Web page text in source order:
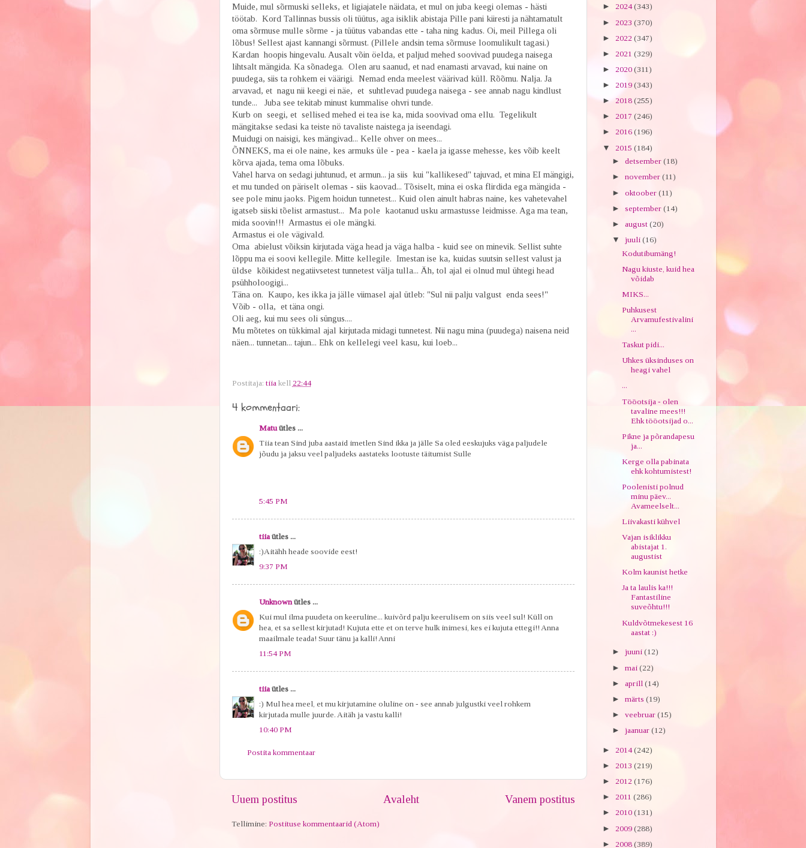
Muide, mul sõrmuski selleks, et ligiajatele näidata, et mul on juba keegi olemas - hästi
töötab. Kord Tallinnas bussis oli tüütus, aga isiklik abistaja Pille pani kiiresti ja nähtamatult
oma sõrmuse mulle sõrme - ja tüütus vabandas ette - taha ning kadus. Oi, meil Pillega oli
lõbus! Sellest ajast kannangi sõrmust. (Pillele andsin tema sõrmuse loomulikult tagasi.)
Kardan hoopis hingevalu. Ausalt võin öelda, et paljud mehed soovivad puudega naisega
lihtsalt mängida. Ka sõnadega. Olen aru saanud, et nad enamasti arvavad, kui naine on
puudega, siis ta rohkem ei väärigi. Nemad enda meelest väärivad küll. Rõõmu. Nalja. Ja
arvavad, et nagu nii keegi ei näe, et suhtlevad puudega naisega - see annab nagu kindlust
tunde... Juba see tekitab minust kummalise ohvri tunde.
Kurb on seegi, et sellised mehed ei tea ise ka, mida soovivad oma ellu. Tegelikult
mängitakse sedasi ka teiste nö tavaliste naistega ja iseendagi.
Muidugi on naisigi, kes mängivad... Kelle ohver on mees...
ÕNNEKS, ma ei ole naine, kes armuks üle - pea - kaela ja igasse mehesse, kes võib keelt
kõrva ajada, tema oma lõbuks.
Vahel harva on sedagi juhtunud, et armun... ja siis kui "kallikesed" tajuvad, et mina EI mängigi,
et mu tunded on päriselt olemas - siis kaovad... Tõsiselt, mina ei oska flirdida ega mängida -
see pole minu jaoks. Pigem hoidun tunnetest... Kuid olen ainult habras naine, kes vahetevahel
igatseb siiski tõelist armastust... Ma pole kaotanud usku armastusse leidmisse. Aga ma tean,
mida soovin!!! Armastus ei ole mängki.
Armastus ei ole vägivald.
Oma abielust võiksin kirjutada väga head ja väga halba - kuid see on minevik. Sellist suhte
lõppu ma ei soovi kellegile. Mitte kellegile. Imestan ise ka, kuidas suutsin sellest valust ja
üldse kõikidest negatiivsetest tunnetest välja tulla... Äh, tol ajal ei olnud mul ühtegi head
psühholoogigi...
Täna on. Kaupo, kes ikka ja jälle viimasel ajal ütleb: "Sul nii palju valgust enda sees!"
Võib - olla, et täna ongi.
Oli aeg, kui mu sees oli süngus....
Mu mõtetes on tükkimal ajal kirjutada midagi tunnetest. Nii nagu mina (puudega) naisena neid
näen... tunnetan... tajun... Ehk on kellelegi veel kasu, kui loeb...
Postitaja: tiia kell 22:44
4 kommentaari:
Matuütles ...
Tiia tean Sind juba aastaid imetlen Sind ikka ja jälle Sa oled eeskujuks väga paljudele
jõudu ja jaksu veel paljudeks aastateks lootuste täitumist Sulle
5:45 PM
tiiaütles ...
:)Aitähh heade soovide eest!
9:37 PM
Unknownütles ...
Kui mul ilma puudeta on keeruline... kuivõrd palju keerulisem on siis veel sul! Küll on
hea, et sa sellest kirjutad! Kujuta ette et on terve hulk inimesi, kes ei kujuta ettegi!! Anna
maailmale teada! Suur tänu ja kalli! Anni
11:54 PM
tiiaütles ...
:) Mul hea meel, et mu kirjutamine oluline on - see annab julgustki veel rohkem
kirjutada mulle juurde. Aitäh ja vastu kalli!
10:40 PM
Postita kommentaar
Uuem postitus Vanem postitus
Avaleht
Tellimine: Postituse kommentaarid (Atom)
► 2024(343)
► 2023 (370)
► 2022 (347)
► 2021 (329)
► 2020 (311)
► 2019 (343)
► 2018 (255)
► 2017 (246)
► 2016 (196)
▼ 2015 (184)
► detsember (18)
► november (11)
► oktoober (11)
► september (14)
► august (20)
▼ juuli (16)
Kodutibumäng!
Nagu kiuste, kuid hea
võidab
MIKS...
Puhkusest
Arvamufestivalini
...
Taskut pidi...
Uhkes üksinduses on
heagi vahel
...
Tööotsija - olen
tavaline mees!!!
Ehk tööotsijad o...
Pikne ja põrandapesu
ja...
Kerge olla pabinata
ehk kohtumistest!
Poolenisti polnud
minu päev...
Avameelselt...
Liivakasti kühvel
Vajan isiklikku
abistajat 1.
augustist
Kolm kaunist hetke
Ja ta laulis ka!!!
Fantastiline
suveõhtu!!!
Kuldvõtmekesest 16
aastat :)
► juuni (12)
► mai (22)
► aprill (14)
► märts (19)
► veebruar (15)
► jaanuar (12)
► 2014(242)
► 2013 (219)
► 2012 (176)
► 2011 (286)
► 2010 (131)
► 2009 (288)
► 2008 (389)